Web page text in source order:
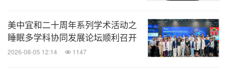
疾病患者提供全程、个体化和多学科评估、治疗和随
访的医疗服务。
美中宜和二十周年系列学术活动之
睡眠多学科协同发展论坛顺利召开
2026-08-05 12:14 1147